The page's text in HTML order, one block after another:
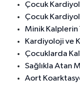
Çocuk
Çocuk
Minik Kalplerin
Kardiyoloji ve
Çocuklarda
Sağlıkla Atan
Aort